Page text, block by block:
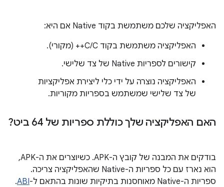
האפליקציה שלכם משתמשת בקוד Native אם היא:
האפליקציה משתמשת בקוד C/C++ (מקורי).
קישורים לספריות Native של צד שלישי.
האפליקציה נוצרה על ידי כלי ליצירת אפליקציות
של צד שלישי שמשתמש בספריות מקוריות.
האם האפליקציה שלך כוללת ספריות של 64 ביט?
בודקים את המבנה של קובץ ה-APK. כשיוצרים את ה-APK,
הוא נארז עם כל ספריות ה-Native שהאפליקציה צריכה.
ספריות ה-Native מאוחסנות בתיקיות שונות בהתאם ל-
ABI
.